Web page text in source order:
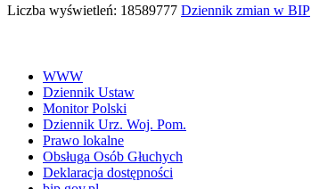
Liczba wyświetleń: 18589777 Dziennik zmian w BIP
WWW
Dziennik Ustaw
Monitor Polski
Dziennik Urz. Woj. Pom.
Prawo lokalne
Obsługa Osób Głuchych
Deklaracja dostępności